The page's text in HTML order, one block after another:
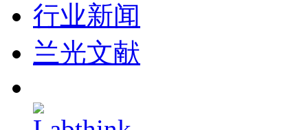
行业新闻
兰光文献